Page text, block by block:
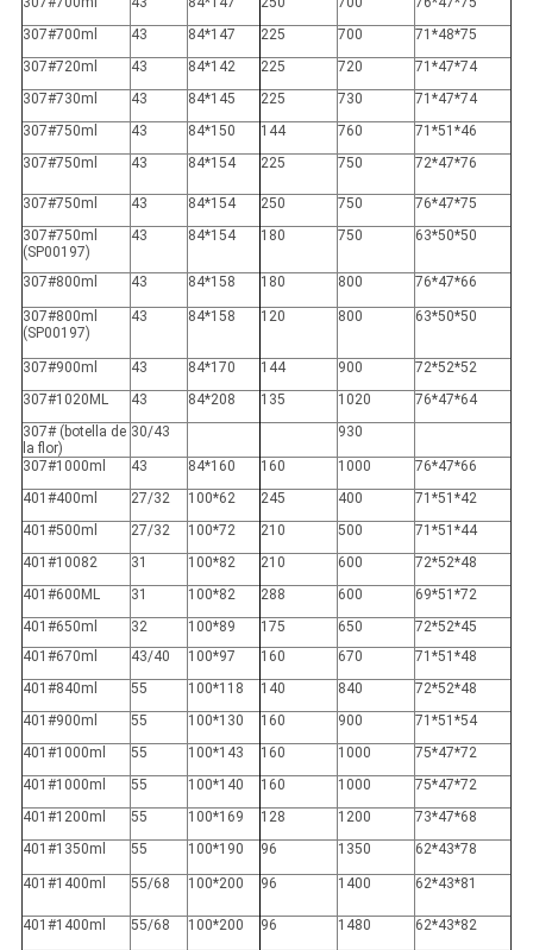
307#700ml
43 84*147 225 700
71*48*75
307#720ml
43 84*142 225 720
71*47*74
307#730ml
43 84*145 225 730
71*47*74
307#750ml
43 84*150 144 760
71*51*46
307#750ml
43 84*154 225 750 72*47*76
307#750ml 43 84*154 250 750
76*47*75
307#750ml
(SP00197)
43 84*154 180 750 63*50*50
307#800ml 43 84*158 180 800 76*47*66
307#800ml
(SP00197)
43 84*158 120 800 63*50*50
307#900ml 43 84*170 144 900
72*52*52
307#1020ML
43 84*208 135 1020
76*47*64
307# (botella de
la flor)
30/43 930
307#1000ml 43 84*160 160 1000
76*47*66
401#400ml
27/32 100*62 245 400
71*51*42
401#500ml
27/32 100*72 210 500
71*51*44
401#10082
31 100*82 210 600
72*52*48
401#600ML
31 100*82 288 600
69*51*72
401#650ml
32 100*89 175 650
72*52*45
401#670ml
43/40 100*97 160 670
71*51*48
401#840ml
55 100*118 140 840
72*52*48
401#900ml
55 100*130 160 900
71*51*54
401#1000ml
55 100*143 160 1000
75*47*72
401#1000ml
55 100*140 160 1000
75*47*72
401#1200ml
55 100*169 128 1200
73*47*68
401#1350ml
55 100*190 96 1350 62*43*78
401#1400ml 55/68 100*200 96 1400 62*43*81
401#1400ml 55/68 100*200 96 1480 62*43*82